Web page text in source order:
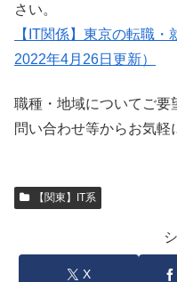
さい。
【IT関係】東京の転職・
2022年4月26日更新）
職種・地域についてご要
問い合わせ等からお気軽
【関東】IT系
X